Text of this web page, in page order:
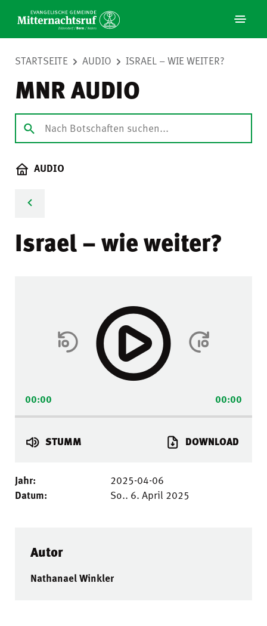
STARTSEITE AUDIO ISRAEL – WIE WEITER?
MNR AUDIO
AUDIO
Israel – wie weiter?
00:00 00:00
STUMM DOWNLOAD
Jahr:
2025-04-06
Datum:
So.. 6. April 2025
Autor
Nathanael Winkler